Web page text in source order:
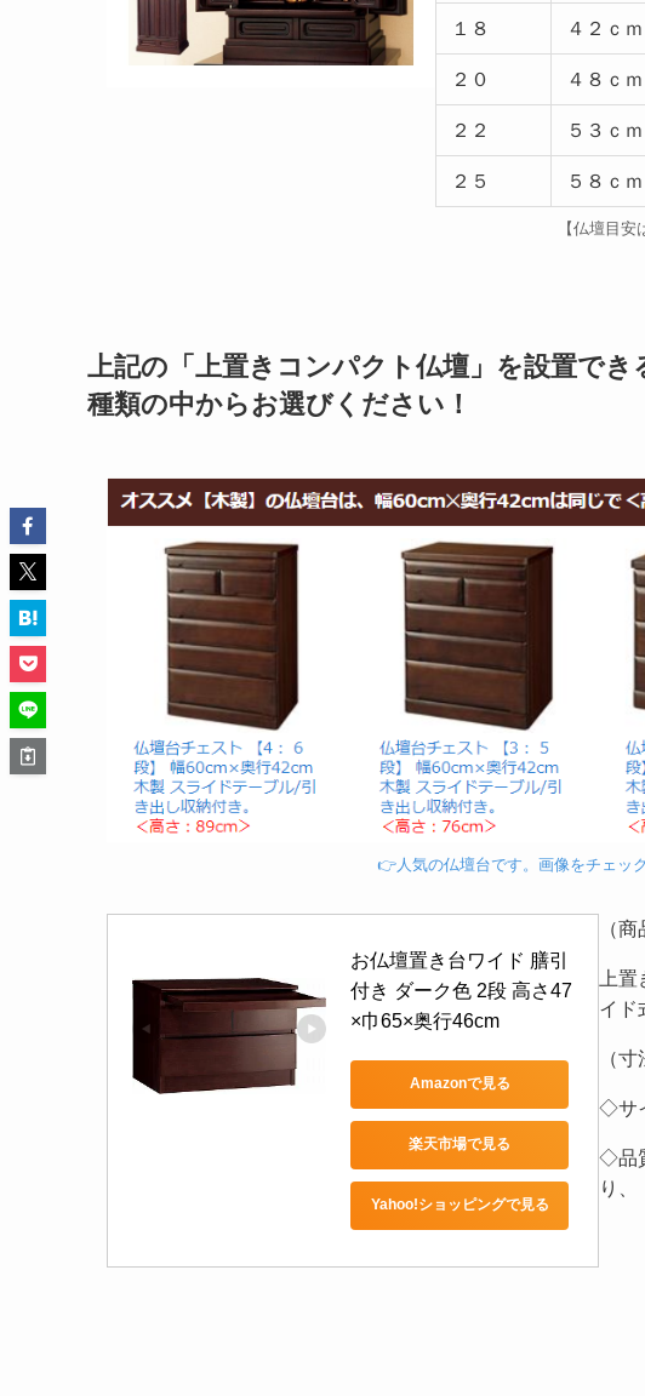
１８ ４２ｃｍ
２０ ４８ｃｍ
２２ ５３ｃｍ
２５ ５８ｃｍ
【仏壇目
上記の「上置きコンパクト仏壇」を設置でき
種類の中からお選びください！
👉人気の仏壇台です。画像をチェッ
お仏壇置き台ワイド 膳引
付き ダーク色 2段 高さ47
×巾65×奥行46cm
Amazonで見る
楽天市場で見る
Yahoo!ショッピングで見る
（商
上
イド
（
◇サ
◇品
り